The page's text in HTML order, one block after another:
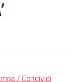
/ Condividi